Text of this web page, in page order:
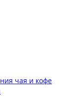
чая и кофе